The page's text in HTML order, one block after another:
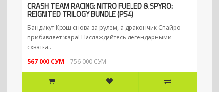
CRASH TEAM RACING: NITRO FUELED & SPYRO:
REIGNITED TRILOGY BUNDLE (PS4)
Бандикут Крэш снова за рулем, а дракончик Спайро
прибавляет жара! Наслаждайтесь легендарными
схватка..
567 000 СУМ
756 000 СУМ